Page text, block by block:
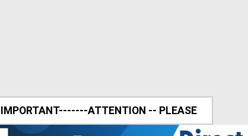
IMPORTANT-------ATTENTION -- PLEASE